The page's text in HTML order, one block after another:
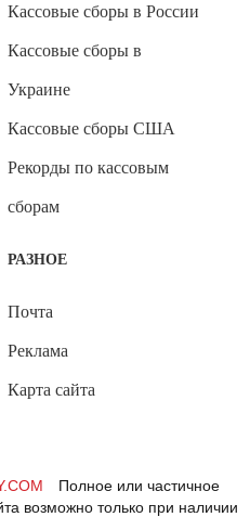
Кассовые сборы в России
Кассовые сборы в
Украине
Кассовые сборы США
Рекорды по кассовым
сборам
РАЗНОЕ
Почта
Реклама
Карта сайта
Полное или частичное
возможно только при наличии